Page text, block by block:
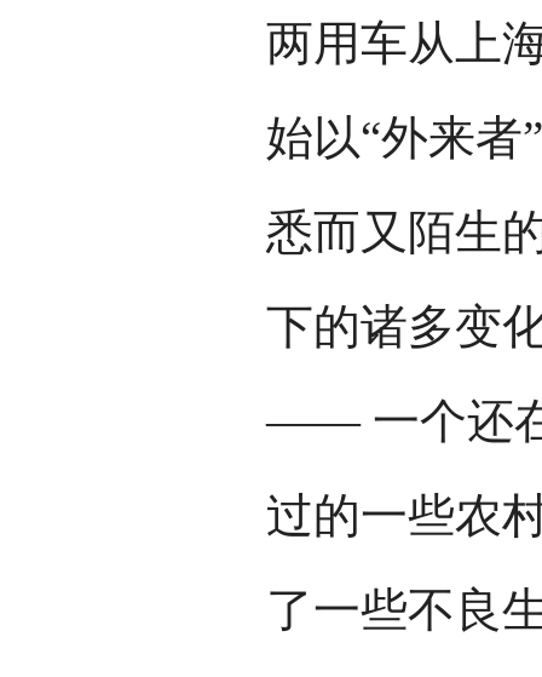
两用车从上
始以“外来者
悉而又陌生
下的诸多变
—— 一个还
过的一些农
了一些不良